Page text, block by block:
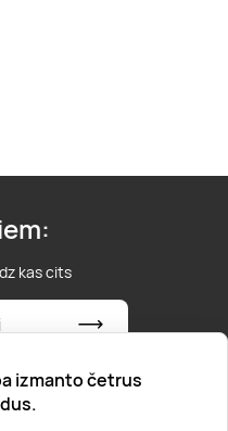
izmanto četrus
kas cits
politiku